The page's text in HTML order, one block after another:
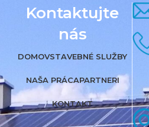
Kontaktujte
nás
DOMOVSTAVEBNÉ SLUŽBY
NAŠA PRÁCAPARTNERI
KONTAKT